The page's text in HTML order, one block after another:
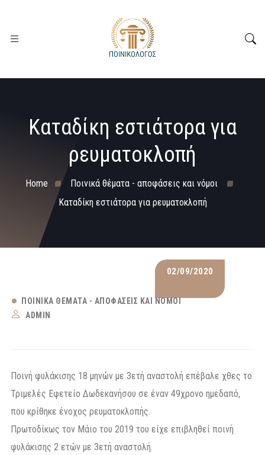
Καταδίκη εστιάτορα για
ρευματοκλοπή
Home
Ποινικά θέματα - αποφάσεις και νόμοι
Καταδίκη εστιάτορα για ρευματοκλοπή
02/09/2020
ΠΟΙΝΙΚΆ ΘΈΜΑΤΑ - ΑΠΟΦΆΣΕΙΣ ΚΑΙ ΝΌΜΟΙ
ADMIN
Ποινή φυλάκισης 18 μηνών με 3ετή αναστολή επέβαλε χθες το
Τριμελές Εφετείο Δωδεκανήσου σε έναν 49χρονο ημεδαπό,
που κρίθηκε ένοχος ρευματοκλοπής.
Πρωτοδίκως τον Μάιο του 2019 του είχε επιβληθεί ποινή
φυλάκισης 2 ετών με 3ετή αναστολή.